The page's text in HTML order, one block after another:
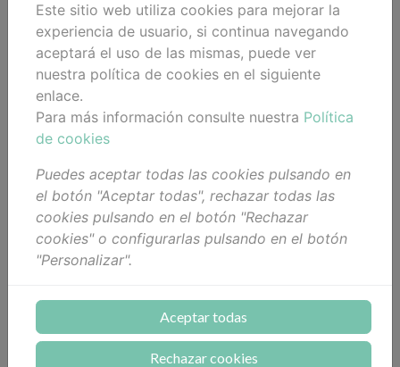
MYFACIALIST 30 ML
46,00 €
Añadir al
LIFT NIGHT CREAM MY
FACIALIST 50 ML
64,50 €
Añadir al
INTENSE ANTIFRIZZ
Añadir al
Añadir al
Este sitio web utiliza cookies para mejorar la
experiencia de usuario, si continua navegando
aceptará el uso de las mismas, puede ver
nuestra política de cookies en el siguiente
enlace.
Para más información consulte nuestra Política
de cookies
Puedes aceptar todas las cookies pulsando en
el botón "Aceptar todas", rechazar todas las
cookies pulsando en el botón "Rechazar
cookies" o configurarlas pulsando en el botón
"Personalizar".
Aceptar todas
Rechazar cookies